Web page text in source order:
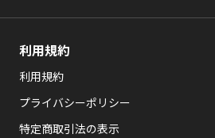
利用規約
利用規約
プライバシーポリシー
特定商取引法の表示